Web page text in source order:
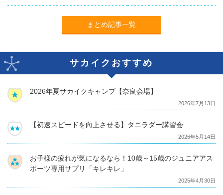
まとめ記事一覧
サカイクおすすめ
2026年夏サカイクキャンプ【奈良会場】
2026年7月13日
【初速スピードを向上させる】タニラダー講習会
2026年5月14日
お子様の疲れが気になるなら！10歳～15歳のジュニアアス
ポーツ専用サプリ「キレキレ」
2025年4月30日